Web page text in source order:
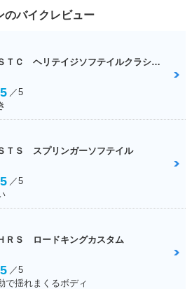
のバイクレビュー
ＴＣ ヘリテイジソフテイルクラシック
5 ／5
ＴＳ スプリンガーソフテイル
5 ／5
ＲＳ ロードキングカスタム
5 ／5
で揺れまくるボディ